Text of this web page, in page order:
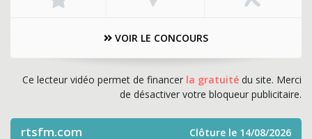
VOIR LE CONCOURS
Ce lecteur vidéo permet de financer la gratuité du site. Merci
de désactiver votre bloqueur publicitaire.
rtsfm.com
Clôture le 14/08/2026